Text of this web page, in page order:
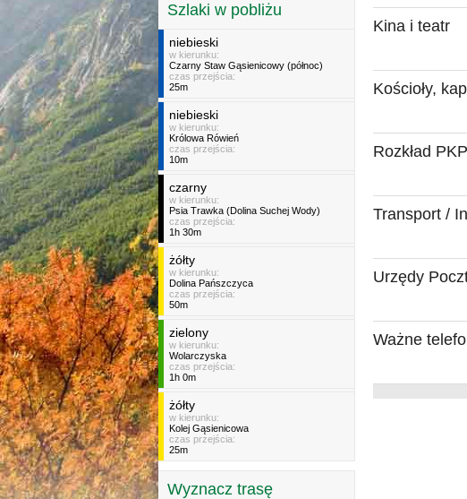
Szlaki w pobliżu
niebieski
w kierunku:
Czarny Staw Gąsienicowy (północ)
czas przejścia:
25m
niebieski
w kierunku:
Królowa Rówień
czas przejścia:
10m
czarny
w kierunku:
Psia Trawka (Dolina Suchej Wody)
czas przejścia:
1h 30m
żółty
w kierunku:
Dolina Pańszczyca
czas przejścia:
50m
zielony
w kierunku:
Wolarczyska
czas przejścia:
1h 0m
żółty
w kierunku:
Kolej Gąsienicowa
czas przejścia:
25m
Wyznacz trasę
Kina i teatr
Kościoły,
Rozkład
Transport /
Urzędy
Ważne